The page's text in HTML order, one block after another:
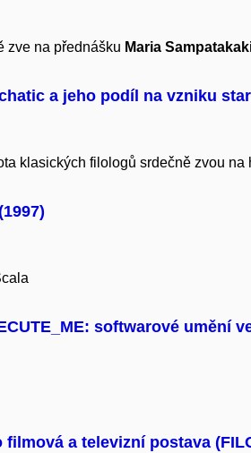
zve na přednášku Maria
a jeho podíl na vzniku
klasických filologů srdečně zvou
softwarové umění
filmová a televizní postava